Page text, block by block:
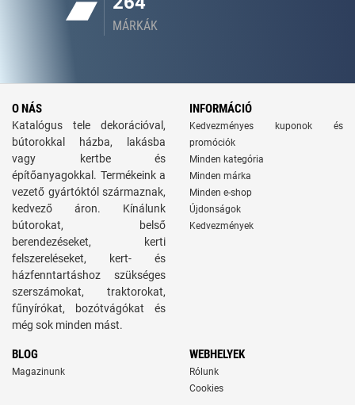
MÁRKÁK
O NÁS
Katalógus tele dekorációval,
bútorokkal házba, lakásba
vagy kertbe és
építőanyagokkal. Termékeink a
vezető gyártóktól származnak,
kedvező áron. Kínálunk
bútorokat, belső
berendezéseket, kerti
felszereléseket, kert- és
házfenntartáshoz szükséges
szerszámokat, traktorokat,
fűnyírókat, bozótvágókat és
még sok minden mást.
INFORMÁCIÓ
Kedvezményes kuponok és
promóciók
Minden kategória
Minden márka
Minden e-shop
Újdonságok
Kedvezmények
BLOG
Magazinunk
WEBHELYEK
Rólunk
Cookies